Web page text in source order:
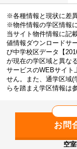
※各種情報と現状に差
※物件情報の学区情報
当サイト物件情報に記
値情報ダウンロードサ
び中学校区データ【
が現在の学区域と異な
サービスのWEBサイト
せん。また、通学区域(
らを踏まえ学区情報は
空